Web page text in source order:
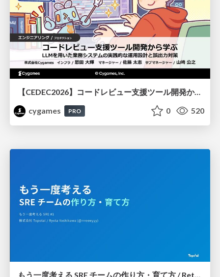
【CEDEC2026】コードレビュー支援ツール開発から学ぶ：LLMを用いた業務システムの実践的な運用設計と誤出力対策
cygames
PRO 0 520
もう一度考える SRE チームの作り方・育て方 / Rethinking SRE #1: Building and Growing SRE Teams